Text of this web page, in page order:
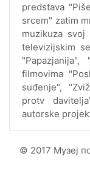
predstava
srcem" zatim
muzikuza
televizijskim
filmovima
suđenje",
protv
autorske
© 2017 Музеј